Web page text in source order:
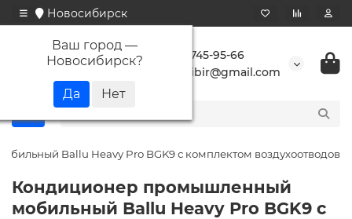
Новосибирск
Ваш город —
Новосибирск?
+7 923 745-95-66
buransibir@gmail.com
Ballu Heavy Pro BGK9 с комплектом воздухоотводов
Кондиционер промышленный
мобильный Ballu Heavy Pro BGK9 с